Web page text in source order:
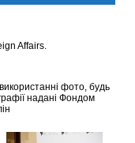
Affairs.
фото, будь
надані Фондом